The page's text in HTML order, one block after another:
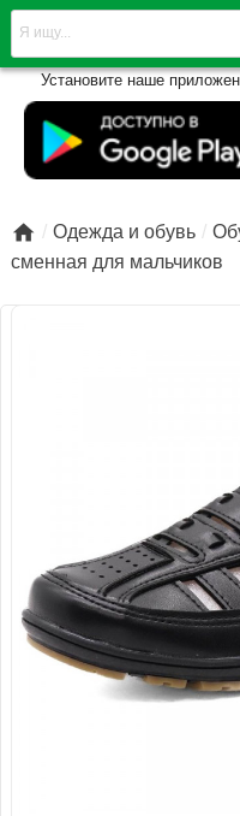
Установите наше
 Одежда и обувь
сменная для мальчиков